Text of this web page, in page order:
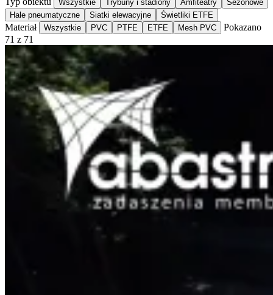
Wszystkie Trybuny i stadiony Amfiteatry
Sezonowe
Hale pneumatyczne
Siatki elewacyjne Świetliki ETFE
Materiał Wszystkie PVC PTFE ETFE Mesh PVC
Pokazano
71 z 71